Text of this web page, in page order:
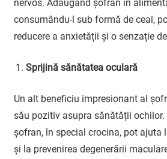
nervos. Adăugând șofran în
consumându-l sub formă de ceai,
reducere a anxietății și o senzație
Sprijină sănătatea oculară
Un alt beneficiu impresionant al
său pozitiv asupra sănătății
șofran, în special crocina, pot ajuta
și la prevenirea degenerării